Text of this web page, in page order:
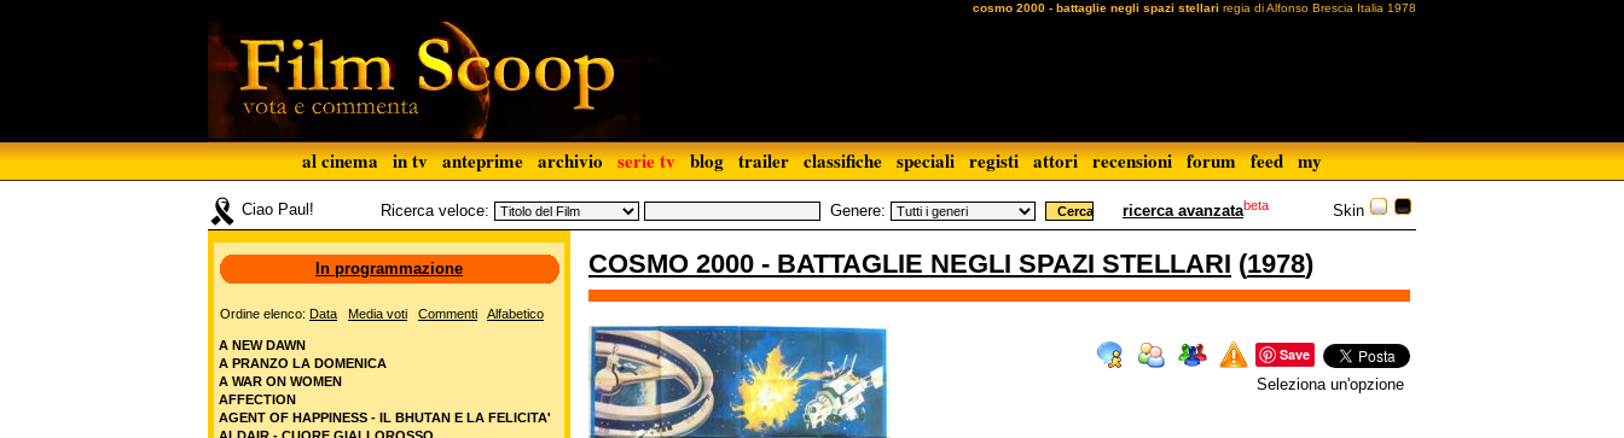
cosmo 2000 - battaglie negli spazi stellari regia di Alfonso Brescia Italia 1978
al cinema in tv anteprime archivio serie tv blog trailer classifiche speciali registi attori recensioni forum feed my
Skin
Ciao Paul! Ricerca veloce: Genere: ricerca avanzatabeta
COSMO 2000 - BATTAGLIE NEGLI SPAZI STELLARI (1978)
Save
Seleziona un'opzione
In programmazione
Ordine elenco: Data Media voti Commenti Alfabetico
A NEW DAWN
A PRANZO LA DOMENICA
A WAR ON WOMEN
AFFECTION
AGENT OF HAPPINESS - IL BHUTAN E LA FELICITA'